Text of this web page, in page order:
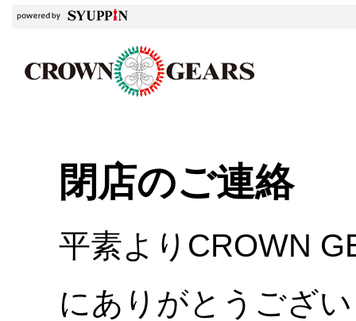
閉店のご連絡
平素よりCROWN
にありがとうござ